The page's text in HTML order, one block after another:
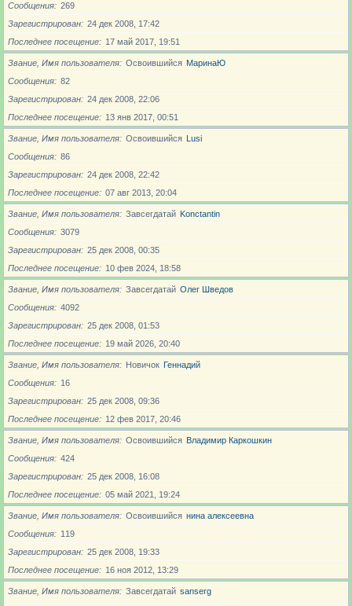
Сообщения
269
Зарегистрирован
24 дек 2008, 17:42
Последнее посещение
17 май 2017, 19:51
Звание, Имя пользователя Освоившийся МаринаЮ
Сообщения
82
Зарегистрирован
24 дек 2008, 22:06
Последнее посещение
13 янв 2017, 00:51
Звание, Имя пользователя Освоившийся Lusi
Сообщения
86
Зарегистрирован
24 дек 2008, 22:42
Последнее посещение
07 авг 2013, 20:04
Звание, Имя пользователя Завсегдатай Konctantin
Сообщения
3079
Зарегистрирован
25 дек 2008, 00:35
Последнее посещение
10 фев 2024, 18:58
Звание, Имя пользователя Завсегдатай Олег Шведов
Сообщения
4092
Зарегистрирован
25 дек 2008, 01:53
Последнее посещение
19 май 2026, 20:40
Звание, Имя пользователя Новичoк Геннадий
Сообщения
16
Зарегистрирован
25 дек 2008, 09:36
Последнее посещение
12 фев 2017, 20:46
Звание, Имя пользователя Освоившийся Владимир Каркошкин
Сообщения
424
Зарегистрирован
25 дек 2008, 16:08
Последнее посещение
05 май 2021, 19:24
Звание, Имя пользователя Освоившийся нина алексеевна
Сообщения
119
Зарегистрирован
25 дек 2008, 19:33
Последнее посещение
16 ноя 2012, 13:29
Звание, Имя пользователя Завсегдатай sanserg